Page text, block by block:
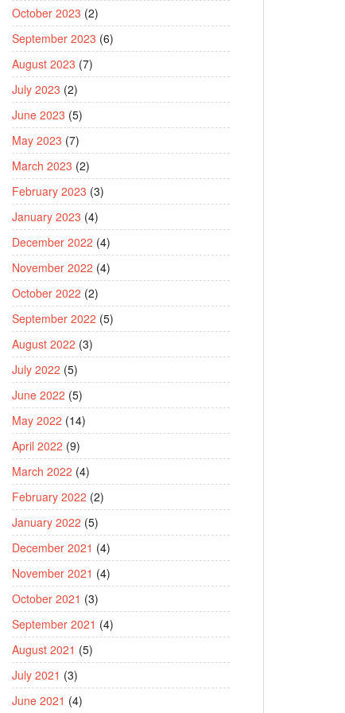
October 2023 (2)
September 2023 (6)
August 2023 (7)
July 2023 (2)
June 2023 (5)
May 2023 (7)
March 2023 (2)
February 2023 (3)
January 2023 (4)
December 2022 (4)
November 2022 (4)
October 2022 (2)
September 2022 (5)
August 2022 (3)
July 2022 (5)
June 2022 (5)
May 2022 (14)
April 2022 (9)
March 2022 (4)
February 2022 (2)
January 2022 (5)
December 2021 (4)
November 2021 (4)
October 2021 (3)
September 2021 (4)
August 2021 (5)
July 2021 (3)
June 2021 (4)